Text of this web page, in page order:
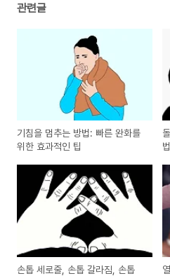
관련글
기침을 멈추는 방법: 빠른 완화를
위한 효과적인 팁
법
손톱 세로줄, 손톱 갈라짐, 손톱